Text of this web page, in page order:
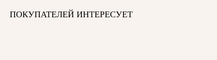
ПОКУПАТЕЛЕЙ ИНТЕРЕСУЕТ